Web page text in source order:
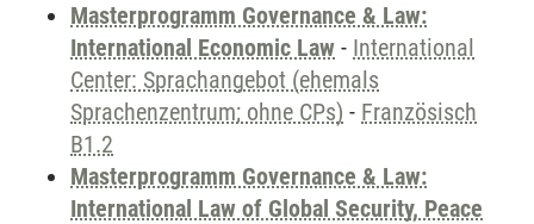
Masterprogramm Governance & Law:
International Economic Law - International
Center: Sprachangebot (ehemals
Sprachenzentrum; ohne CPs) - Französisch
B1.2
Masterprogramm Governance & Law:
International Law of Global Security, Peace